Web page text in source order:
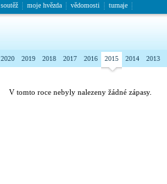
soutěž moje hvězda vědomosti turnaje
2020 2019 2018 2017 2016 2015 2014 2013
V tomto roce nebyly nalezeny žádné zápasy.